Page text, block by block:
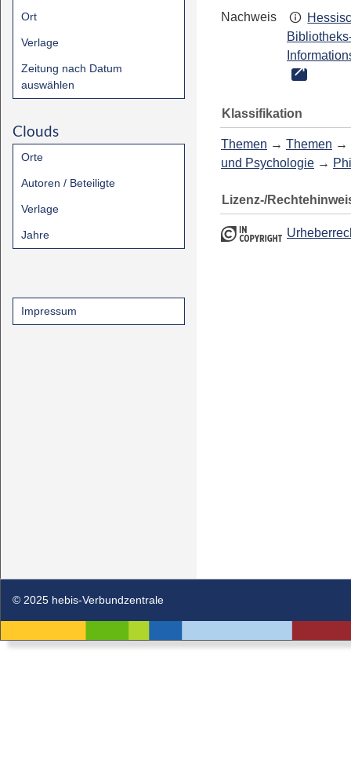
Ort
Verlage
Zeitung nach Datum
auswählen
Clouds
Orte
Autoren / Beteiligte
Verlage
Jahre
Impressum
Nachweis
Klassifikation
Themen → Themen →
und Psychologie →
Lizenz-/
© 2025 hebis-Verbundzentrale